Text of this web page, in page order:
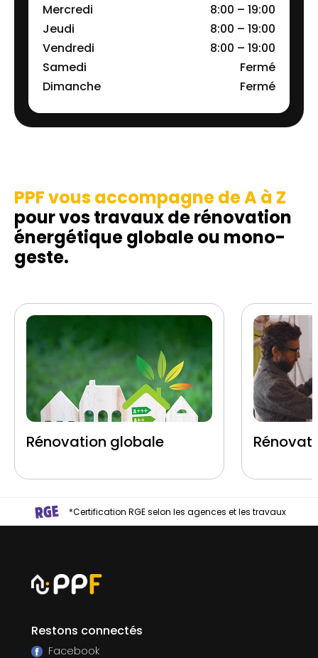
Mercredi
8:00 – 19:00
Jeudi
8:00 – 19:00
Vendredi
8:00 – 19:00
Samedi
Fermé
Dimanche
Fermé
PPF vous accompagne de A à Z
pour vos travaux de rénovation
énergétique globale ou mono-
geste.
Rénovation globale
*Certification RGE selon les agences et les travaux
Restons connectés
Facebook